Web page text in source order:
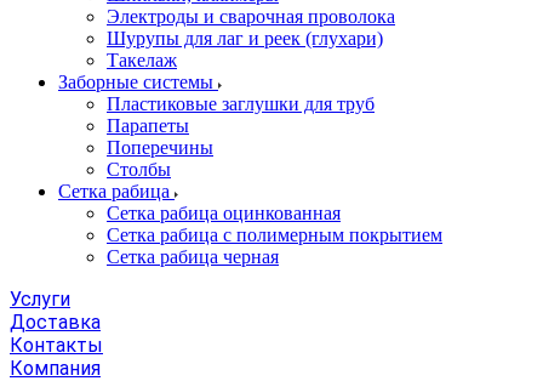
Электроды и сварочная проволока
Шурупы для лаг и реек (глухари)
Такелаж
Заборные системы
Пластиковые заглушки для труб
Парапеты
Поперечины
Столбы
Сетка рабица
Сетка рабица оцинкованная
Сетка рабица с полимерным покрытием
Сетка рабица черная
Услуги
Доставка
Контакты
Компания